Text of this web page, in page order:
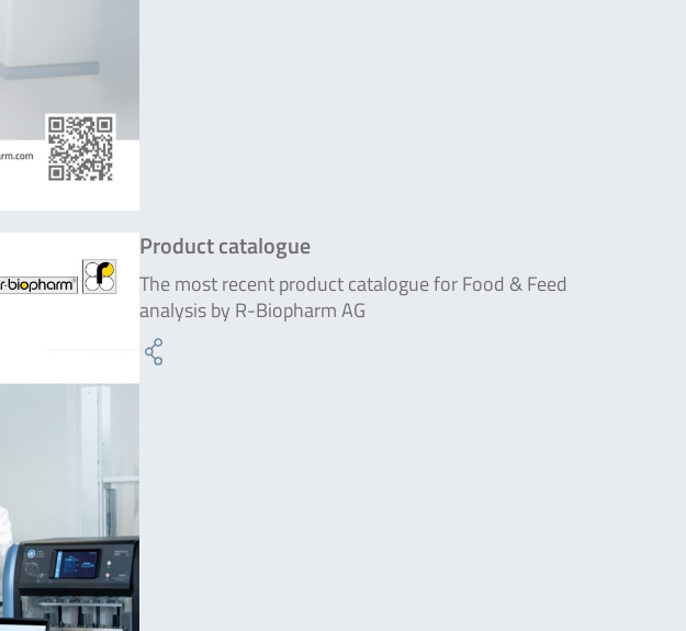
Product catalogue
The most recent product catalogue for Food & Feed
analysis by R-Biopharm AG